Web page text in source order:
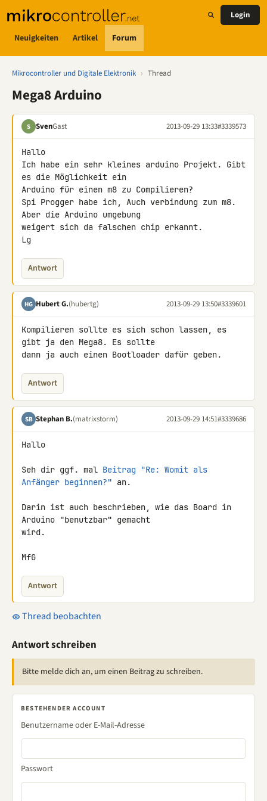
Neuigkeiten Artikel Forum
Login
Mikrocontroller und Digitale Elektronik › Thread
Mega8 Arduino
S SvenGast 2013-09-29 13:33#3339573
Hallo
Ich habe ein sehr kleines arduino Projekt. Gibt
es die Möglichkeit ein
Arduino für einen m8 zu Compilieren?
Spi Progger habe ich, Auch verbindung zum m8.
Aber die Arduino umgebung
weigert sich da falschen chip erkannt.
Lg
Antwort
HG Hubert G.(hubertg) 2013-09-29 13:50#3339601
Kompilieren sollte es sich schon lassen, es
gibt ja den Mega8. Es sollte
dann ja auch einen Bootloader dafür geben.
Antwort
SB Stephan B.(matrixstorm) 2013-09-29 14:51#3339686
Hallo
Seh dir ggf. mal Beitrag "Re: Womit als
Anfänger beginnen?" an.
Darin ist auch beschrieben, wie das Board in
Arduino "benutzbar" gemacht
wird.
MfG
Antwort
Thread beobachten
Antwort schreiben
Bitte melde dich an, um einen Beitrag zu schreiben.
BESTEHENDER ACCOUNT
Benutzername oder E-Mail-Adresse
Passwort